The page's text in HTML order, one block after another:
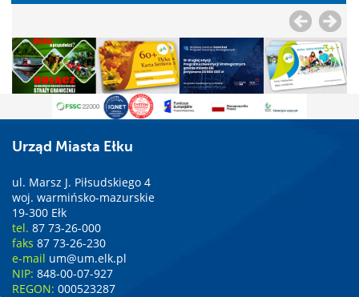
Urząd Miasta Ełku
ul. Marsz J. Piłsudskiego 4
woj. warmińsko-mazurskie
19-300 Ełk
tel. 87 73-26-000
faks 87 73-26-230
e-mail um@um.elk.pl
NIP: 848-00-07-927
REGON: 000523287